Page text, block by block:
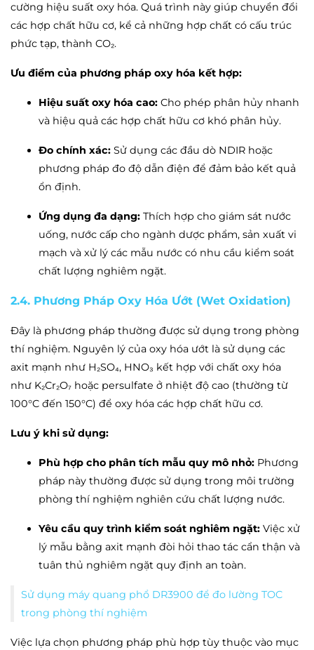
cường hiệu suất oxy hóa. Quá trình này giúp chuyển đổi
các hợp chất hữu cơ, kể cả những hợp chất có cấu trúc
phức tạp, thành CO₂.
Ưu điểm của phương pháp oxy hóa kết hợp:
Hiệu suất oxy hóa cao: Cho phép phân hủy nhanh
và hiệu quả các hợp chất hữu cơ khó phân hủy.
Đo chính xác: Sử dụng các đầu dò NDIR hoặc
phương pháp đo độ dẫn điện để đảm bảo kết quả
ổn định.
Ứng dụng đa dạng: Thích hợp cho giám sát nước
uống, nước cấp cho ngành dược phẩm, sản xuất vi
mạch và xử lý các mẫu nước có nhu cầu kiểm soát
chất lượng nghiêm ngặt.
2.4. Phương Pháp Oxy Hóa Ướt (Wet Oxidation)
Đây là phương pháp thường được sử dụng trong phòng
thí nghiệm. Nguyên lý của oxy hóa ướt là sử dụng các
axit mạnh như H₂SO₄, HNO₃ kết hợp với chất oxy hóa
như K₂Cr₂O₇ hoặc persulfate ở nhiệt độ cao (thường từ
100°C đến 150°C) để oxy hóa các hợp chất hữu cơ.
Lưu ý khi sử dụng:
Phù hợp cho phân tích mẫu quy mô nhỏ: Phương
pháp này thường được sử dụng trong môi trường
phòng thí nghiệm nghiên cứu chất lượng nước.
Yêu cầu quy trình kiểm soát nghiêm ngặt: Việc xử
lý mẫu bằng axit mạnh đòi hỏi thao tác cẩn thận và
tuân thủ nghiêm ngặt quy định an toàn.
Sử dụng máy quang phổ DR3900 để đo lường TOC
trong phòng thí nghiệm
Việc lựa chọn phương pháp phù hợp tùy thuộc vào mục